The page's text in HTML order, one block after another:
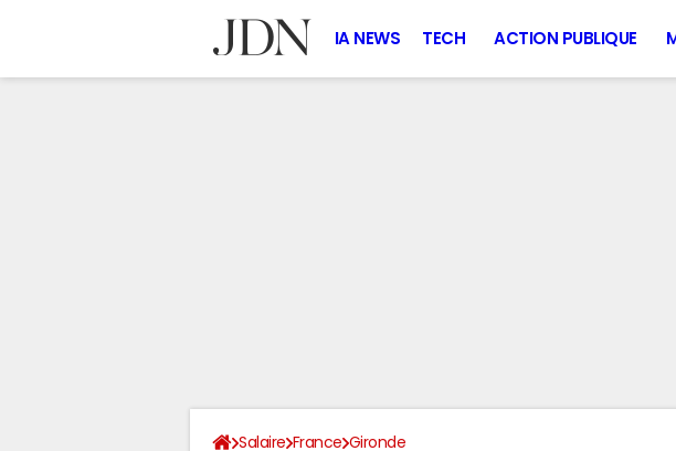
IA NEWS TECH ACTION PUBLIQUE
Salaire France Gironde